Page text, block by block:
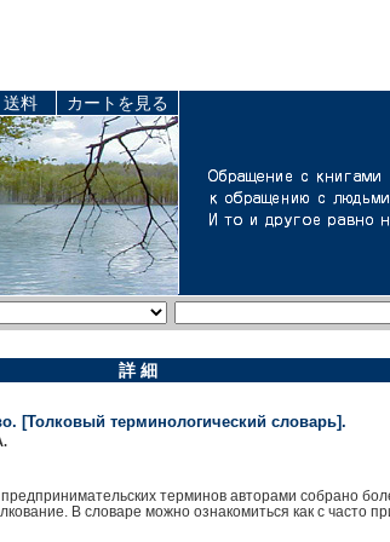
送料 カートを見る
詳 細
[Толковый терминологический словарь].
терминов авторами собрано
В словаре можно ознакомиться как с часто